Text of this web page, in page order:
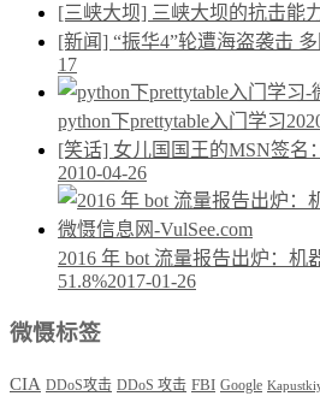
[三峡大坝] 三峡大坝的抗击能
[新闻] “振华4”轮遭海盗袭击
17
python下prettytable入门学习
[笑话] 女儿国国王的MSN签名
2010-04-26
2016 年 bot 流量报告出炉：机
51.8%2017-01-26
微慑标签
CIA DDoS攻击 DDoS 攻击 FBI Google